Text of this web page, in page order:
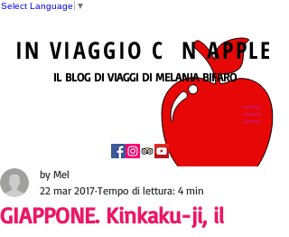
Select Language ▼
IN VIAGGIO C NAPPLE
IL BLOG DI VIAGGI DI MELANIA BIFARO
GIAPPONE. Kinkaku-ji, il
by Mel
22 mar 2017 Tempo di lettura: 4 min